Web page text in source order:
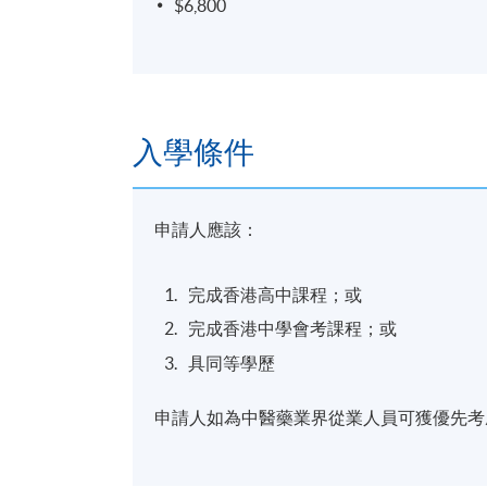
$6,800
入學條件
申請人應該：
完成香港高中課程；或
完成香港中學會考課程；或
具同等學歷
申請人如為中醫藥業界從業人員可獲優先